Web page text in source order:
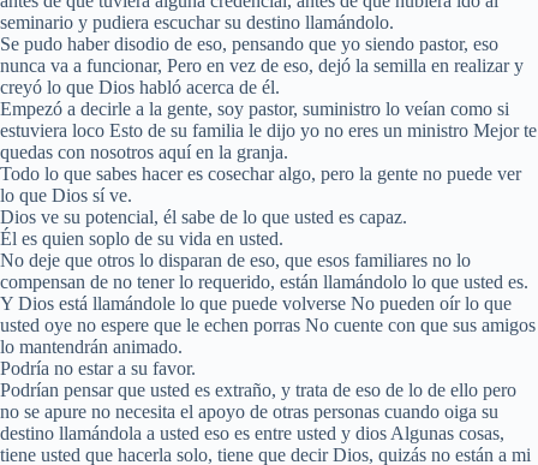
seminario y pudiera escuchar su destino llamándolo.
Se pudo haber disodio de eso, pensando que yo siendo pastor, eso
nunca va a funcionar, Pero en vez de eso, dejó la semilla en realizar y
creyó lo que Dios habló acerca de él.
Empezó a decirle a la gente, soy pastor, suministro lo veían como si
estuviera loco Esto de su familia le dijo yo no eres un ministro Mejor te
quedas con nosotros aquí en la granja.
Todo lo que sabes hacer es cosechar algo, pero la gente no puede ver
lo que Dios sí ve.
Dios ve su potencial, él sabe de lo que usted es capaz.
Él es quien soplo de su vida en usted.
No deje que otros lo disparan de eso, que esos familiares no lo
compensan de no tener lo requerido, están llamándolo lo que usted es.
Y Dios está llamándole lo que puede volverse No pueden oír lo que
usted oye no espere que le echen porras No cuente con que sus amigos
lo mantendrán animado.
Podría no estar a su favor.
Podrían pensar que usted es extraño, y trata de eso de lo de ello pero
no se apure no necesita el apoyo de otras personas cuando oiga su
destino llamándola a usted eso es entre usted y dios Algunas cosas,
tiene usted que hacerla solo, tiene que decir Dios, quizás no están a mi